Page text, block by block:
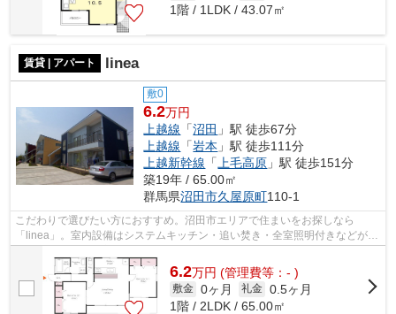
1階 / 1LDK / 43.07㎡
賃貸 | アパート linea
敷0
6.2万円
上越線 「沼田 」駅 徒歩67分
上越線 「岩本 」駅 徒歩111分
上越新幹線 「上毛高原 」駅 徒歩151分
築19年 / 65.00㎡
群馬県沼田市久屋原町110-1
こだわりで選びたい方におすすめ。沼田市エリアで住まいをお探しなら
「linea」。室内設備はシステムキッチン・追い焚き・全室照明付きなどが揃
6.2万円 (管理費等：- )
敷金 0ヶ月 礼金 0.5ヶ月
1階 / 2LDK / 65.00㎡